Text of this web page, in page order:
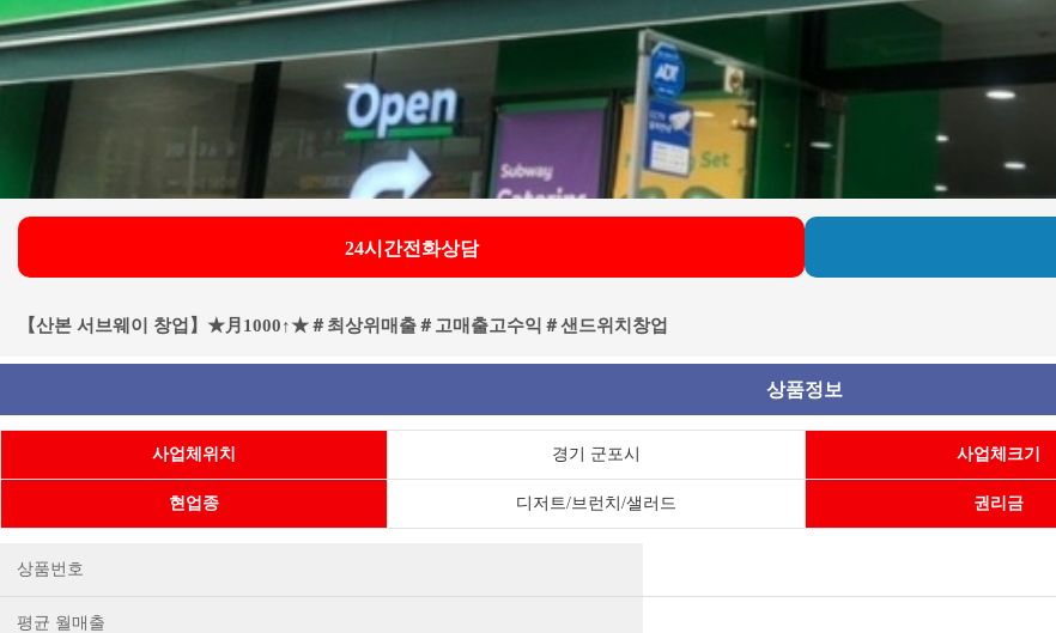
24시간전화상담
【산본 서브웨이 창업】★月1000↑★＃최상위매출＃고매출고수익＃샌드위치창업
상품정보
사업체위치 경기 군포시 사업체크기
현업종 디저트/브런치/샐러드 권리금
상품번호
평균 월매출